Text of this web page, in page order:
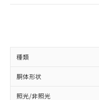
種類
胴体形状
照光/非照光